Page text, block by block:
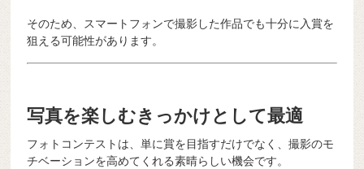
そのため、スマートフォンで撮影した作品でも十分に入賞を
狙える可能性があります。
写真を楽しむきっかけとして最適
フォトコンテストは、単に賞を目指すだけでなく、撮影のモ
チベーションを高めてくれる素晴らしい機会です。